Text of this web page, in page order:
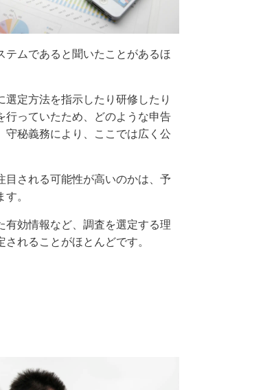
ムであると聞いたことがあるほ
定方法を指示したり研修したり
行っていたため、どのような申告
秘義務により、ここでは広く公
される可能性が高いのかは、予
。
効情報など、調査を選定する理
れることがほとんどです。